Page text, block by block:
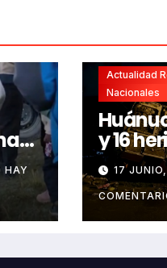
HAY
Actualidad
Nacionales
y 16
de bus
que
17